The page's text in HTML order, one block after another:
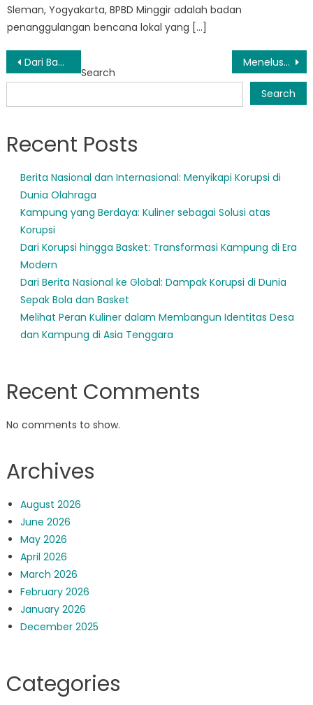
Sleman, Yogyakarta, BPBD Minggir adalah badan
penanggulangan bencana lokal yang […]
Post
navigation
Dari Banjir Hingga Kebakaran: Cara BPBD Minggir Tangani Beragam Bencana Menelusuri Makanan Sehat yang Viral di Indonesia
Search
Search
Recent Posts
Berita Nasional dan Internasional: Menyikapi Korupsi di
Dunia Olahraga
Kampung yang Berdaya: Kuliner sebagai Solusi atas
Korupsi
Dari Korupsi hingga Basket: Transformasi Kampung di Era
Modern
Dari Berita Nasional ke Global: Dampak Korupsi di Dunia
Sepak Bola dan Basket
Melihat Peran Kuliner dalam Membangun Identitas Desa
dan Kampung di Asia Tenggara
Recent Comments
No comments to show.
Archives
August 2026
June 2026
May 2026
April 2026
March 2026
February 2026
January 2026
December 2025
Categories